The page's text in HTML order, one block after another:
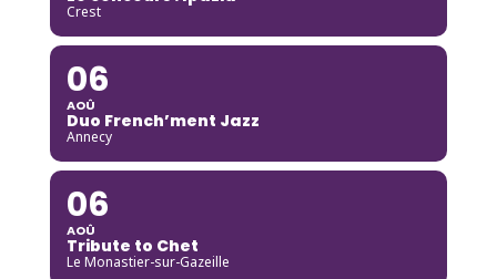
Crest
06
AOÛ
Duo French’ment Jazz
Annecy
06
AOÛ
Tribute to Chet
Le Monastier-sur-Gazeille